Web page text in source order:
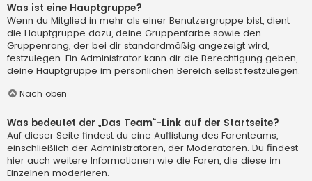
Was ist eine Hauptgruppe?
Wenn du Mitglied in mehr als einer Benutzergruppe bist, dient
die Hauptgruppe dazu, deine Gruppenfarbe sowie den
Gruppenrang, der bei dir standardmäßig angezeigt wird,
festzulegen. Ein Administrator kann dir die Berechtigung geben,
deine Hauptgruppe im persönlichen Bereich selbst festzulegen.
Nach oben
Was bedeutet der „Das Team“-Link auf der Startseite?
Auf dieser Seite findest du eine Auflistung des Forenteams,
einschließlich der Administratoren, der Moderatoren. Du findest
hier auch weitere Informationen wie die Foren, die diese im
Einzelnen moderieren.